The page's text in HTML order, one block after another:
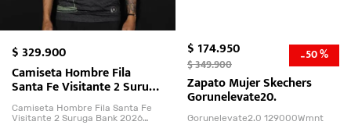
$329.900
Camiseta Hombre Fila
Santa Fe Visitante 2 Suruga
Bank 2026
Camiseta Hombre Fila Santa Fe
Visitante 2 Suruga Bank 2026
$174.950
$349.900 -50 %
Zapato Mujer Skechers
Gorunelevate20.
Gorunelevate2.0 129000Wmnt